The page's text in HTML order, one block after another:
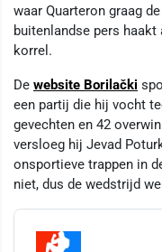
waar Quarteron graag
buitenlandse pers
korrel.
De website Borilački
een partij die hij vocht
gevechten en 42
versloeg hij Jevad
onsportieve trappen in
niet, dus de wedstrijd